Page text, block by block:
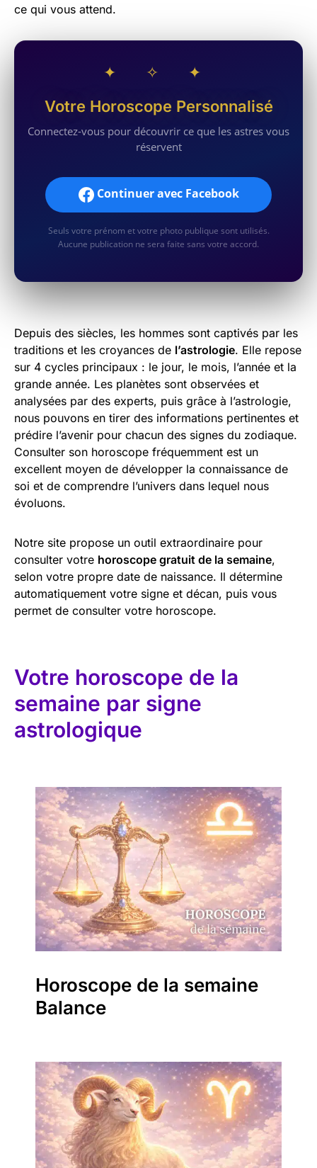
ce qui vous attend.
✦ ✧ ✦
Votre Horoscope Personnalisé
Connectez-vous pour découvrir ce que les astres vous
réservent
Continuer avec Facebook
Seuls votre prénom et votre photo publique sont utilisés.
Aucune publication ne sera faite sans votre accord.
Depuis des siècles, les hommes sont captivés par les
traditions et les croyances de l’astrologie. Elle repose
sur 4 cycles principaux : le jour, le mois, l’année et la
grande année. Les planètes sont observées et
analysées par des experts, puis grâce à l’astrologie,
nous pouvons en tirer des informations pertinentes et
prédire l’avenir pour chacun des signes du zodiaque.
Consulter son horoscope fréquemment est un
excellent moyen de développer la connaissance de
soi et de comprendre l’univers dans lequel nous
évoluons.
Notre site propose un outil extraordinaire pour
consulter votre horoscope gratuit de la semaine,
selon votre propre date de naissance. Il détermine
automatiquement votre signe et décan, puis vous
permet de consulter votre horoscope.
Votre horoscope de la
semaine par signe
astrologique
Horoscope de la semaine
Balance